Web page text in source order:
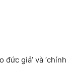
đức giả’ và ‘chính